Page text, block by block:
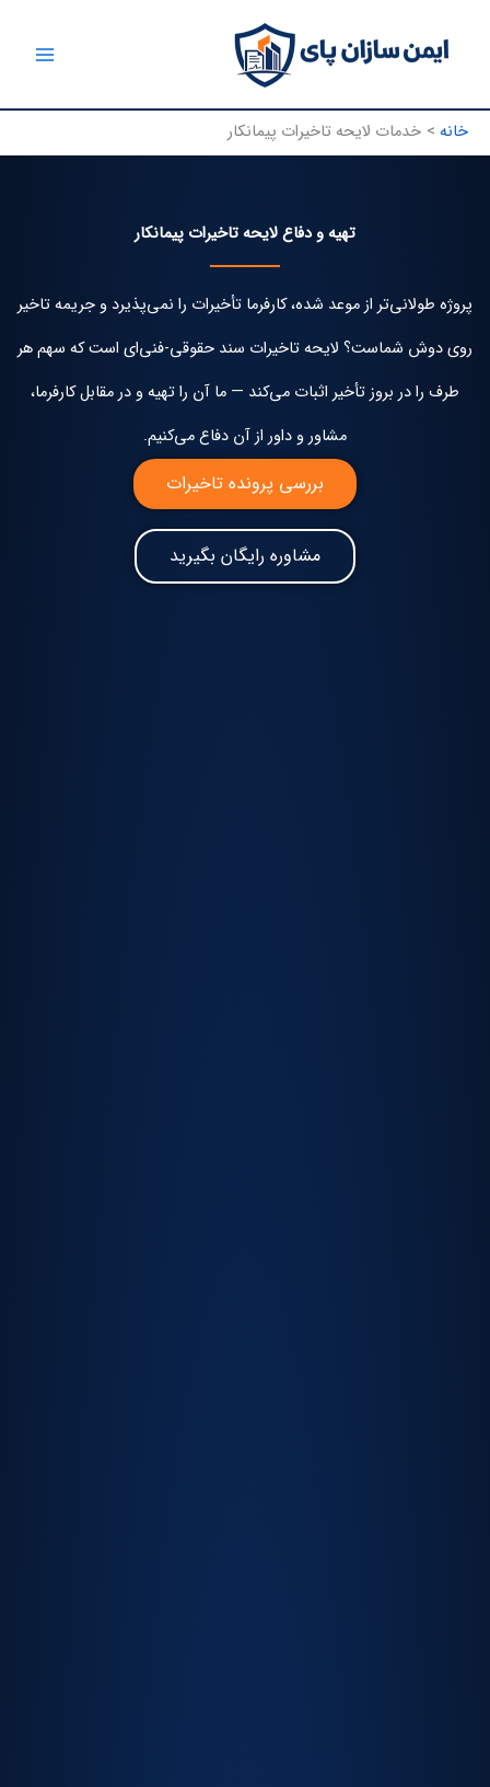
خانه خدمات لایحه تاخیرات پیمانکار
تهیه و دفاع لایحه تاخیرات پیمانکار
پروژه طولانی‌تر از موعد شده، کارفرما تأخیرات را نمی‌پذیرد و جریمه تاخیر
روی دوش شماست؟ لایحه تاخیرات سند حقوقی-فنی‌ای است که سهم هر
طرف را در بروز تأخیر اثبات می‌کند — ما آن را تهیه و در مقابل کارفرما،
مشاور و داور از آن دفاع می‌کنیم.
بررسی پرونده تاخیرات
مشاوره رایگان بگیرید